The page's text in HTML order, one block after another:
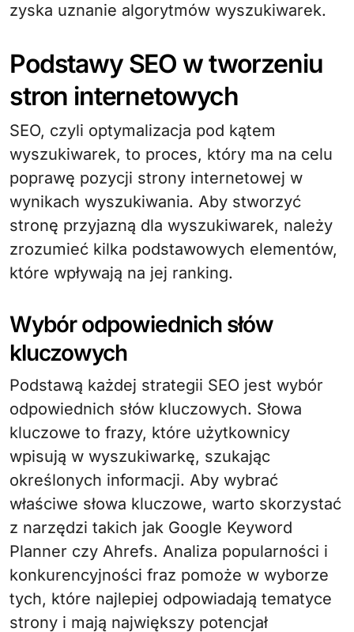
zyska uznanie algorytmów wyszukiwarek.
Podstawy SEO w tworzeniu
stron internetowych
SEO, czyli optymalizacja pod kątem
wyszukiwarek, to proces, który ma na celu
poprawę pozycji strony internetowej w
wynikach wyszukiwania. Aby stworzyć
stronę przyjazną dla wyszukiwarek, należy
zrozumieć kilka podstawowych elementów,
które wpływają na jej ranking.
Wybór odpowiednich słów
kluczowych
Podstawą każdej strategii SEO jest wybór
odpowiednich słów kluczowych. Słowa
kluczowe to frazy, które użytkownicy
wpisują w wyszukiwarkę, szukając
określonych informacji. Aby wybrać
właściwe słowa kluczowe, warto skorzystać
z narzędzi takich jak Google Keyword
Planner czy Ahrefs. Analiza popularności i
konkurencyjności fraz pomoże w wyborze
tych, które najlepiej odpowiadają tematyce
strony i mają największy potencjał